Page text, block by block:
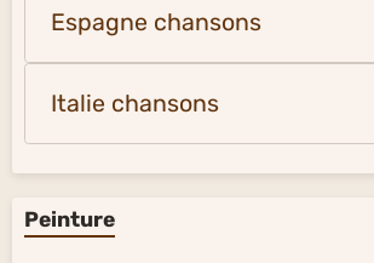
Espagne chansons
Italie chansons
Peinture